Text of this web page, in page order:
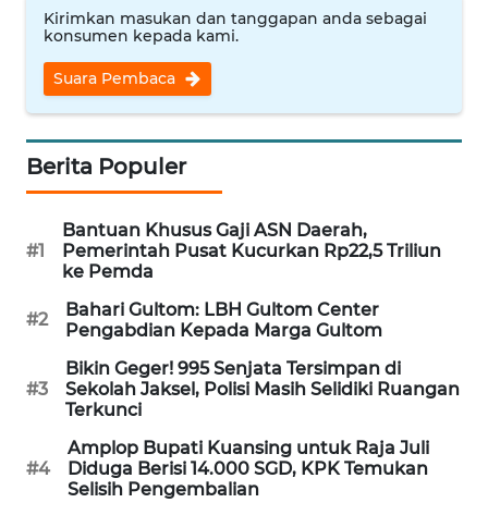
Kirimkan masukan dan tanggapan anda sebagai
konsumen kepada kami.
Suara Pembaca
Berita Populer
#1
Bantuan Khusus Gaji ASN Daerah,
Pemerintah Pusat Kucurkan Rp22,5 Triliun
ke Pemda
#2
Bahari Gultom: LBH Gultom Center
Pengabdian Kepada Marga Gultom
#3
Bikin Geger! 995 Senjata Tersimpan di
Sekolah Jaksel, Polisi Masih Selidiki Ruangan
Terkunci
#4
Amplop Bupati Kuansing untuk Raja Juli
Diduga Berisi 14.000 SGD, KPK Temukan
Selisih Pengembalian
BARAT
WN
RIAU
WN
SERAMBI
WN
JAMBI
WN
SULTRA
WN
NTB
WN
SULTENG